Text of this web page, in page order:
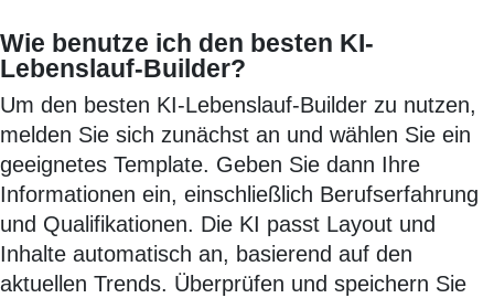
Wie benutze ich den besten KI-
Lebenslauf-Builder?
Um den besten KI-Lebenslauf-Builder zu nutzen,
melden Sie sich zunächst an und wählen Sie ein
geeignetes Template. Geben Sie dann Ihre
Informationen ein, einschließlich Berufserfahrung
und Qualifikationen. Die KI passt Layout und
Inhalte automatisch an, basierend auf den
aktuellen Trends. Überprüfen und speichern Sie